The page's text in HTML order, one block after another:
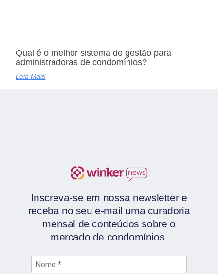
Qual é o melhor sistema de gestão para
administradoras de condomínios?
Leia Mais
Inscreva-se em nossa newsletter e
receba no seu e-mail uma curadoria
mensal de conteúdos sobre o
mercado de condomínios.